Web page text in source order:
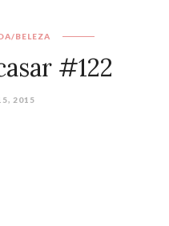
BELEZA
#122
2015